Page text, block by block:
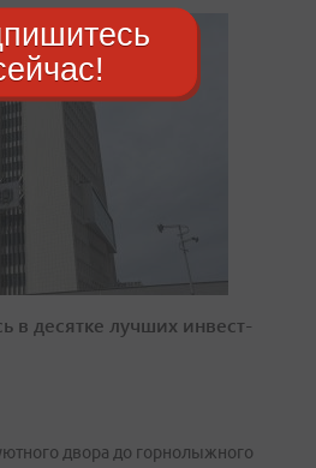
в десятке лучших инвест-
двора до горнолыжного